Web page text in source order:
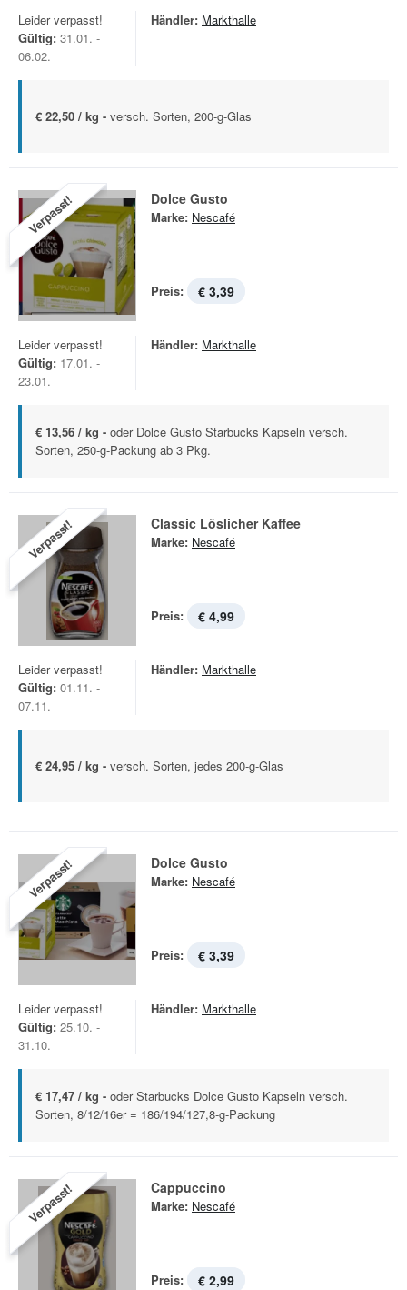
Leider verpasst!
Gültig: 31.01. -
06.02.
Händler: Markthalle
€ 22,50 / kg - versch. Sorten, 200-g-Glas
Verpasst! Dolce Gusto
Marke: Nescafé
Preis: € 3,39
Leider verpasst!
Gültig: 17.01. -
23.01.
Händler: Markthalle
€ 13,56 / kg - oder Dolce Gusto Starbucks Kapseln versch.
Sorten, 250-g-Packung ab 3 Pkg.
Verpasst! Classic Löslicher Kaffee
Marke: Nescafé
Preis: € 4,99
Leider verpasst!
Gültig: 01.11. -
07.11.
Händler: Markthalle
€ 24,95 / kg - versch. Sorten, jedes 200-g-Glas
Verpasst! Dolce Gusto
Marke: Nescafé
Preis: € 3,39
Leider verpasst!
Gültig: 25.10. -
31.10.
Händler: Markthalle
€ 17,47 / kg - oder Starbucks Dolce Gusto Kapseln versch.
Sorten, 8/12/16er = 186/194/127,8-g-Packung
Verpasst! Cappuccino
Marke: Nescafé
Preis: € 2,99